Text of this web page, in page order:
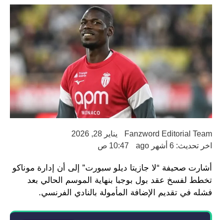
Fanzword Editorial Team
يناير 28, 2026
اخر تحديث: 6 أشهر ago
10:47 ص
أشارت صحيفة “لا جازيتا ديلو سبورت” إلى أن إدارة موناكو
تخطط لفسخ عقد بول بوجبا بنهاية الموسم الحالي بعد
فشله في تقديم الإضافة المأمولة بالنادي الفرنسي.